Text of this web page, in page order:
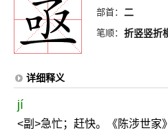
部首： 二
笔顺： 折竖竖折
详细释义
jí
<副>急忙；赶快。《陈涉世家